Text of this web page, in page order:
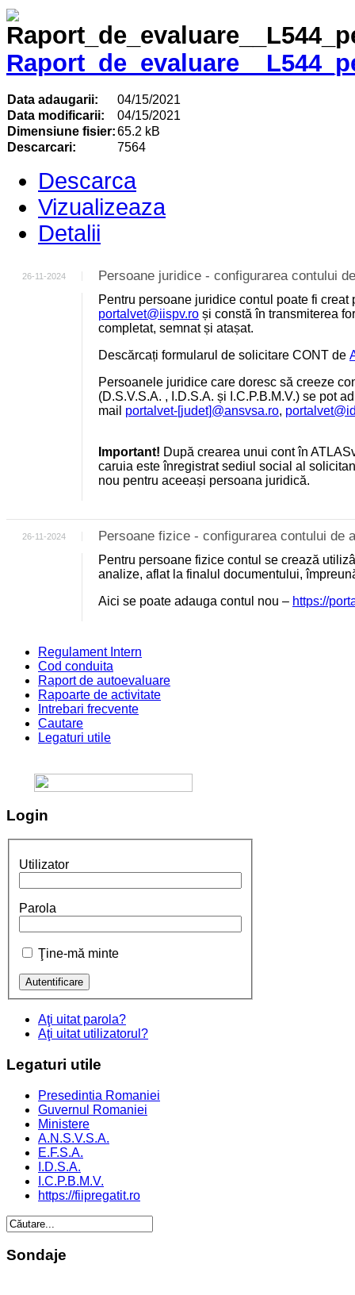
Data adaugarii:
04/15/2021
Data modificarii:
04/15/2021
Dimensiune fisier:65.2 kB
Descarcari:
7564
Descarca
Vizualizeaza
Detalii
26-11-2024 Persoane juridice - configurarea contului
Pentru persoane juridice contul poate fi
portalvet@iispv.ro și constă în transmiterea
completat, semnat și atașat.
Descărcați formularul de solicitare CONT de
Persoanele juridice care doresc să creeze
(D.S.V.S.A. , I.D.S.A. și I.C.P.B.M.V.) se pot
mail portalvet-[judet]@ansvsa.ro,
Important! După crearea unui cont în
caruia este înregistrat sediul social al
nou pentru aceeași persoana juridică.
26-11-2024 Persoane fizice - configurarea contului de
Pentru persoane fizice contul se crează
analize, aflat la finalul documentului,
Aici se poate adauga contul nou – https://
Regulament Intern
Cod conduita
Raport de autoevaluare
Rapoarte de activitate
Intrebari frecvente
Cautare
Legaturi utile
Login
Utilizator
Parola
Ţine-mă minte
Aţi uitat parola?
Aţi uitat utilizatorul?
Legaturi utile
Presedintia Romaniei
Guvernul Romaniei
Ministere
A.N.S.V.S.A.
E.F.S.A.
I.D.S.A.
I.C.P.B.M.V.
https://fiipregatit.ro
Sondaje